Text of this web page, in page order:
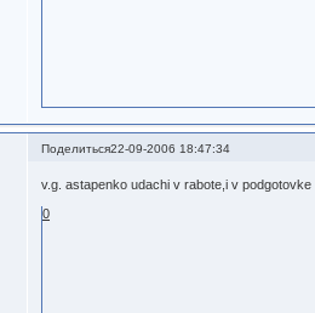
Поделиться22-09-2006 18:47:34
v.g. astapenko udachi v rabote,i v
0